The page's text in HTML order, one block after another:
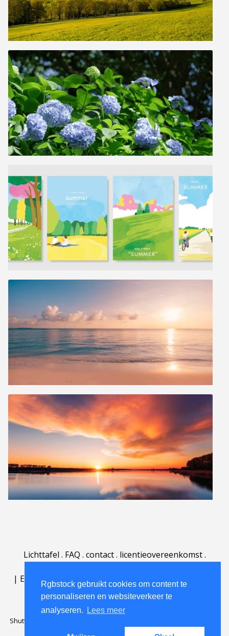
Rgbstock gebruikt cookies om content te
personaliseren en websiteverkeer te
analyseren.
Lees meer
Lichttafel . FAQ . contact. licentieovereenkomst.
| English | Deutsch Español | Português
Nederlands|
Shutterstock official partner of Rgbstock
Rgbstock